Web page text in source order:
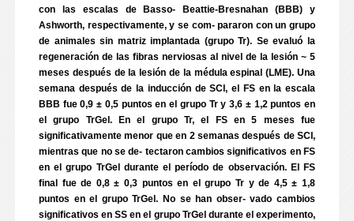
con las escalas de Basso- Beattie-Bresnahan (BBB) y
Ashworth, respectivamente, y se com- pararon con un grupo
de animales sin matriz implantada (grupo Tr). Se evaluó la
regeneración de las fibras nerviosas al nivel de la lesión ~ 5
meses después de la lesión de la médula espinal (LME). Una
semana después de la inducción de SCI, el FS en la escala
BBB fue 0,9 ± 0,5 puntos en el grupo Tr y 3,6 ± 1,2 puntos en
el grupo TrGel. En el grupo Tr, el FS en 5 meses fue
significativamente menor que en 2 semanas después de SCI,
mientras que no se de- tectaron cambios significativos en FS
en el grupo TrGel durante el período de observación. El FS
final fue de 0,8 ± 0,3 puntos en el grupo Tr y de 4,5 ± 1,8
puntos en el grupo TrGel. No se han obser- vado cambios
significativos en SS en el grupo TrGel durante el experimento,